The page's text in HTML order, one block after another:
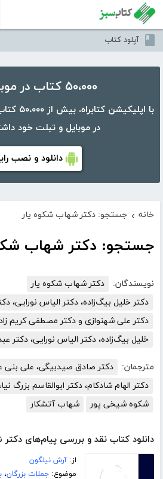
آپلود کتاب
۵۰،۰۰۰ کتاب در موبایل شما
با
در موبایل و تبلت خود
دانلود و نصب
خانه › جستجو: دکتر شهاب شکوه یار
جستجو: دکتر شهاب
نویسندگان:
دکتر شهاب شکوه یار
دکتر خلیل بیگ‌زاده، دکتر الیاس نورایی،
دکتر علی شهنوازی و دکتر مصطفی کریم
خلیل بیگ‌زاده، دکتر الیاس نورایی، دکتر
مترجمان:
دکتر صادق صیدبیگی، علی بنی
دکتر الهام شادکام، دکتر ابوالقاسم بزرگ
شکوه شیخی پور
شهاب آتشکار
دانلود کتاب نقد و بررسی پیام‌های
از:آرش نیلگون
موضوع:جملات بزرگان،